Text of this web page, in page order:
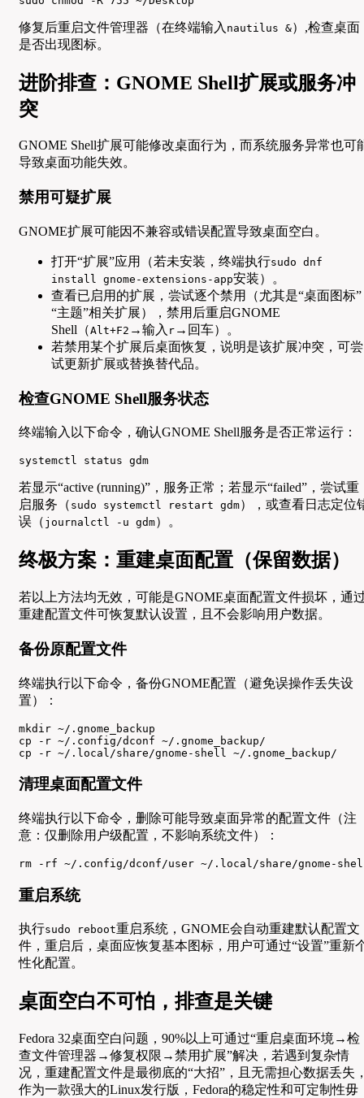
修复后重启文件管理器（在终端输入 nautilus &）,检查桌面
是否出现图标。
进阶排查：GNOME Shell扩展或服务冲
突
GNOME Shell扩展可能修改桌面行为，而系统服务异常也可
导致桌面功能失效。
禁用可疑扩展
GNOME扩展可能因不兼容或错误配置导致桌面空白。
打开“扩展”应用（若未安装，终端执行sudo dnf
install gnome-extensions-app安装）。
查看已启用的扩展，尝试逐个禁用（尤其是“桌面图标”
“主题”相关扩展），禁用后重启GNOME
Shell（Alt+F2 →输入 r →回车）。
若禁用某个扩展后桌面恢复，说明是该扩展冲突，可尝
试更新扩展或替换替代品。
检查GNOME Shell服务状态
终端输入以下命令，确认GNOME Shell服务是否正常运行：
systemctl status gdm
若显示“active (running)”，服务正常；若显示“failed”，尝试重
启服务（ sudo systemctl restart gdm），或查看日志定位
误（ journalctl -u gdm）。
终极方案：重建桌面配置（保留数据）
若以上方法均无效，可能是GNOME桌面配置文件损坏，通
重建配置文件可恢复默认设置，且不会影响用户数据。
备份原配置文件
终端执行以下命令，备份GNOME配置（避免误操作丢失设
置）：
mkdir ~/.gnome_backup
cp -r ~/.config/dconf ~/.gnome_backup/
cp -r ~/.local/share/gnome-shell ~/.gnome_backup/
清理桌面配置文件
终端执行以下命令，删除可能导致桌面异常的配置文件（注
意：仅删除用户级配置，不影响系统文件）：
rm -rf ~/.config/dconf/user ~/.local/share/gnome-
重启系统
执行sudo reboot重启系统，GNOME会自动重建默认配置文
件，重启后，桌面应恢复基本图标，用户可通过“设置”重新
性化配置。
桌面空白不可怕，排查是关键
Fedora 32桌面空白问题，90%以上可通过“重启桌面环境→检
查文件管理器→修复权限→禁用扩展”解决，若遇到复杂情
况，重建配置文件是最彻底的“大招”，且无需担心数据丢失
作为一款强大的Linux发行版，Fedora的稳定性和可定制性毋